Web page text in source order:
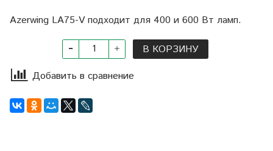
Azerwing LA75-V подходит для 400 и 600 Вт ламп.
В КОРЗИНУ
Добавить в сравнение